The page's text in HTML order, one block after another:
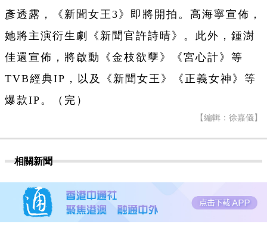
彥透露，《新聞女王3》即將開拍。高海寧宣佈，
她將主演衍生劇《新聞官許詩晴》。此外，鍾澍
佳還宣佈，將啟動《金枝欲孽》《宮心計》等
TVB經典IP，以及《新聞女王》《正義女神》等
爆款IP。（完）
【編輯：徐嘉儀】
相關新聞